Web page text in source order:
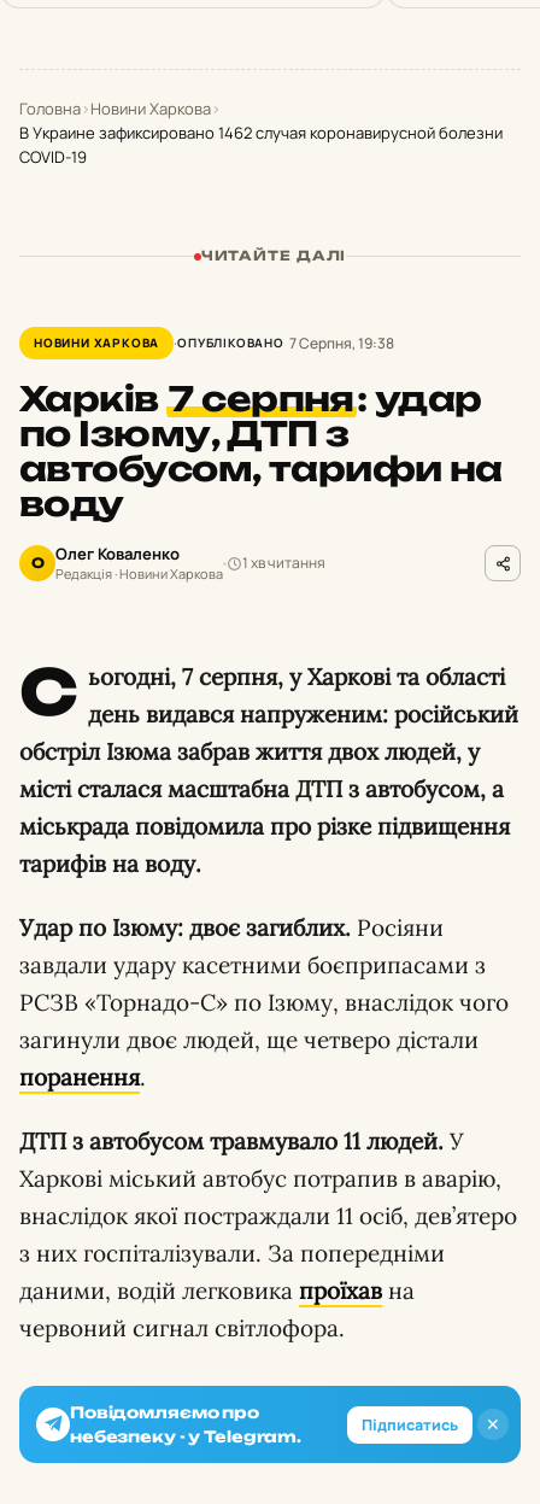
Головна›Новини Харкова›
В Украине зафиксировано 1462 случая коронавирусной болезни
COVID-19
ЧИТАЙТЕ ДАЛІ
НОВИНИ ХАРКОВА ОПУБЛІКОВАНО 7 Серпня, 19:38
Харків7 серпня: удар
по Ізюму, ДТП з
автобусом, тарифи на
воду
О Олег Коваленко
Редакція · Новини Харкова
1 хв читання
С ьогодні, 7 серпня, у Харкові та області
день видався напруженим: російський
обстріл Ізюма забрав життя двох людей, у
місті сталася масштабна ДТП з автобусом, а
міськрада повідомила про різке підвищення
тарифів на воду.
Удар по Ізюму: двоє загиблих. Росіяни
завдали удару касетними боєприпасами з
РСЗВ «Торнадо-С» по Ізюму, внаслідок чого
загинули двоє людей, ще четверо дістали
поранення.
ДТП з автобусом травмувало 11 людей. У
Харкові міський автобус потрапив в аварію,
внаслідок якої постраждали 11 осіб, дев’ятеро
з них госпіталізували. За попередніми
даними, водій легковика проїхав на
червоний сигнал світлофора.
✕
Повідомляємо про
небезпеку - у Telegram.
Підписатись